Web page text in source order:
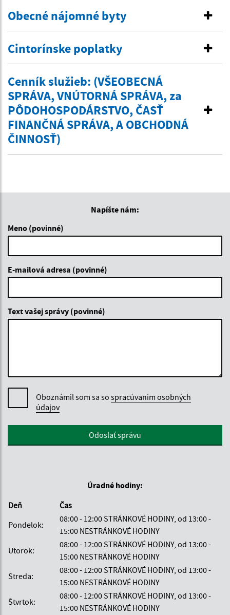
Obecné nájomné byty
Cintorínske poplatky
Cenník služieb: (VŠEOBECNÁ
SPRÁVA, VNÚTORNÁ SPRÁVA, za
PÔDOHOSPODÁRSTVO, ČASŤ
FINANČNÁ SPRÁVA, A OBCHODNÁ
ČINNOSŤ)
Napíšte nám:
Meno (povinné)
E-mailová adresa (povinné)
Text vašej správy (povinné)
Oboznámil som sa so spracúvaním osobných
údajov
Google reCaptcha ResponseOdoslať správu
Úradné hodiny:
Deň
Čas
Pondelok:
08:00 - 12:00 STRÁNKOVÉ HODINY, od 13:00 -
15:00 NESTRÁNKOVÉ HODINY
Utorok:
08:00 - 12:00 STRÁNKOVÉ HODINY, od 13:00 -
15:00 NESTRÁNKOVÉ HODINY
Streda:
08:00 - 12:00 STRÁNKOVÉ HODINY, od 13:00 -
15:00 NESTRÁNKOVÉ HODINY
Štvrtok:
08:00 - 12:00 STRÁNKOVÉ HODINY, od 13:00 -
15:00 NESTRÁNKOVÉ HODINY